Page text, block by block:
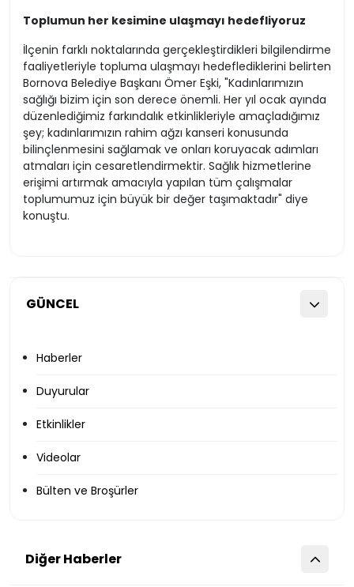
GÜNCEL
Haberler
Duyurular
Etkinlikler
Videolar
Bülten ve Broşürler
Toplumun her kesimine ulaşmayı hedefliyoruz
İlçenin farklı noktalarında gerçekleştirdikleri bilgilendirme
faaliyetleriyle topluma ulaşmayı hedeflediklerini belirten
Bornova Belediye Başkanı Ömer Eşki, "Kadınlarımızın
sağlığı bizim için son derece önemli. Her yıl ocak ayında
düzenlediğimiz farkındalık etkinlikleriyle amaçladığımız
şey; kadınlarımızın rahim ağzı kanseri konusunda
bilinçlenmesini sağlamak ve onları koruyacak adımları
atmaları için cesaretlendirmektir. Sağlık hizmetlerine
erişimi artırmak amacıyla yapılan tüm çalışmalar
toplumumuz için büyük bir değer taşımaktadır" diye
konuştu.
Diğer Haberler